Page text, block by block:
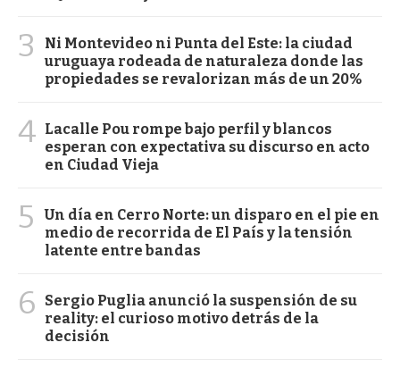
3
Ni Montevideo ni Punta del Este: la ciudad
uruguaya rodeada de naturaleza donde las
propiedades se revalorizan más de un 20%
4 Lacalle Pou rompe bajo perfil y blancos
esperan con expectativa su discurso en acto
en Ciudad Vieja
5
Un día en Cerro Norte: un disparo en el pie en
medio de recorrida de El País y la tensión
latente entre bandas
6
Sergio Puglia anunció la suspensión de su
reality: el curioso motivo detrás de la
decisión